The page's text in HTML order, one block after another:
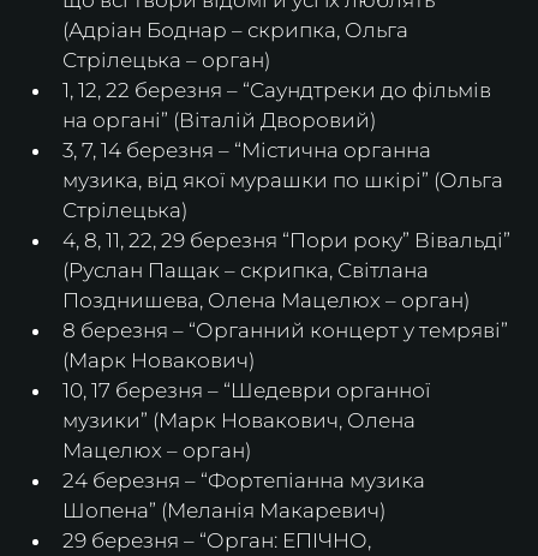
(Адріан Боднар – скрипка, Ольга
Стрілецька – орган)
1, 12, 22 березня – “Саундтреки до фільмів
на органі” (Віталій Дворовий)
3, 7, 14 березня – “Містична органна
музика, від якої мурашки по шкірі” (Ольга
Стрілецька)
4, 8, 11, 22, 29 березня “Пори року” Вівальді”
(Руслан Пащак – скрипка, Світлана
Позднишева, Олена Мацелюх – орган)
8 березня – “Органний концерт у темряві”
(Марк Новакович)
10, 17 березня – “Шедеври органної
музики” (Марк Новакович, Олена
Мацелюх – орган)
24 березня – “Фортепіанна музика
Шопена” (Меланія Макаревич)
29 березня – “Орган: ЕПІЧНО,